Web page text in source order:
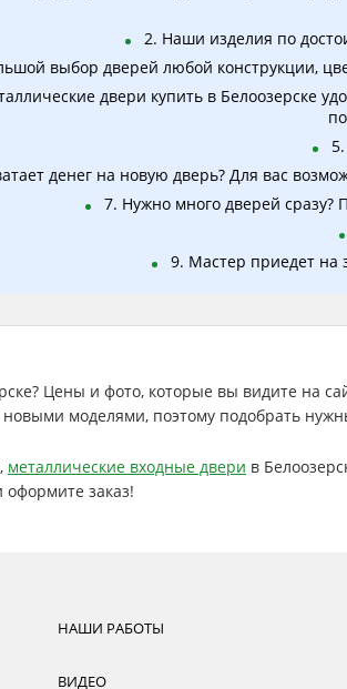
2. Наши изделия по
выбор дверей любой конструкции,
двери купить в Белоозерске
денег на новую дверь? Для вас
7. Нужно много дверей сразу?
9. Мастер приедет на
Цены и фото, которые вы видите на
моделями, поэтому подобрать
металлические входные двери в
оформите заказ!
НАШИ РАБОТЫ
ВИДЕО